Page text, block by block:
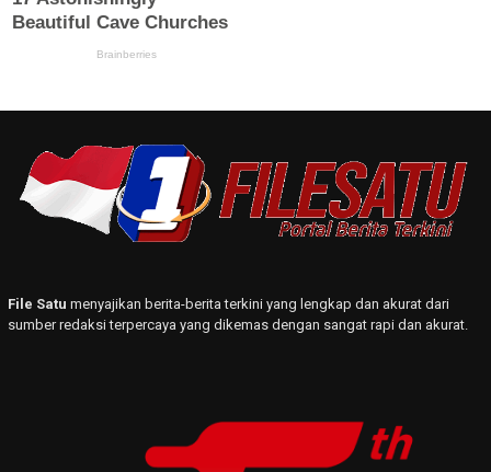
File Satu menyajikan berita-berita terkini yang lengkap dan akurat dari
sumber redaksi terpercaya yang dikemas dengan sangat rapi dan akurat.